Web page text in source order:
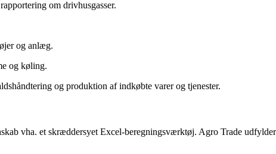
om drivhusgasser.
og anlæg.
og køling.
og produktion af indkøbte varer og tjenester.
vha. et skræddersyet Excel-beregningsværktøj. Agro Trade